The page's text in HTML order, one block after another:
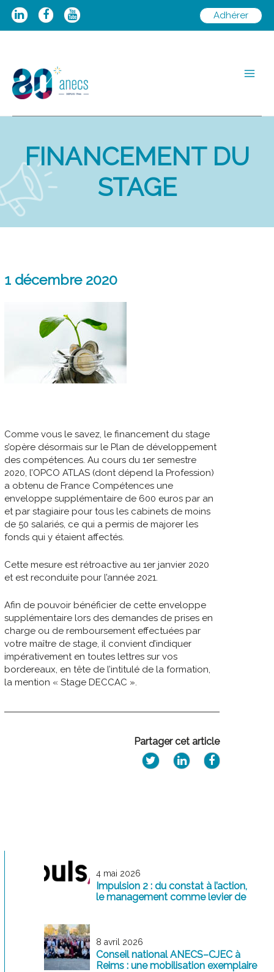
Aller
Adhérer
FINANCEMENT DU
STAGE
1 décembre 2020
Comme vous le savez, le financement du stage
s’opère désormais sur le Plan de développement
des compétences. Au cours du 1er semestre
2020, l’OPCO ATLAS (dont dépend la Profession)
a obtenu de France Compétences une
enveloppe supplémentaire de 600 euros par an
et par stagiaire pour tous les cabinets de moins
de 50 salariés, ce qui a permis de majorer les
fonds qui y étaient affectés.
Cette mesure est rétroactive au 1er janvier 2020
et est reconduite pour l’année 2021.
Afin de pouvoir bénéficier de cette enveloppe
supplémentaire lors des demandes de prises en
charge ou de remboursement effectuées par
votre maître de stage, il convient d’indiquer
impérativement en toutes lettres sur vos
bordereaux, en tête de l’intitulé de la formation,
la mention « Stage DECCAC ».
Partager cet article
4 mai 2026
Impulsion 2 : du constat à l’action,
le management comme levier de
8 avril 2026
Conseil national ANECS–CJEC à
Reims : une mobilisation exemplaire